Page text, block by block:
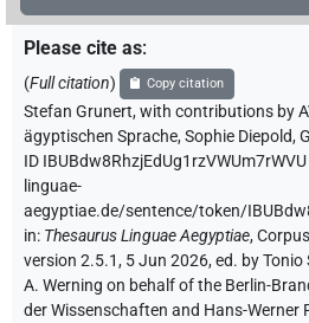
Please cite as:
(Full citation) Copy citation
Stefan Grunert,with contributions by
ägyptischen Sprache,Sophie Diepold,
ID IBUBdw8RhzjEdUg1rzVWUm7rWVU
linguae-
aegyptiae.de/sentence/token/
in: Thesaurus Linguae Aegyptiae,
version 2.5.1, 5 Jun 2026, ed. by Tonio
A. Werning on behalf of the Berlin-
der Wissenschaften and Hans-Werner